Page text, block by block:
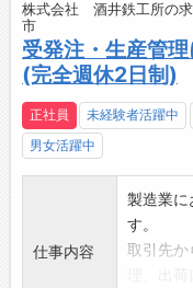
株式会社 酒井鉄工所の
市
受発注・生産管
(完全週休2日制)
正社員 未経験者活躍中
男女活躍中
仕事内容
製造業に
す。
取引先か